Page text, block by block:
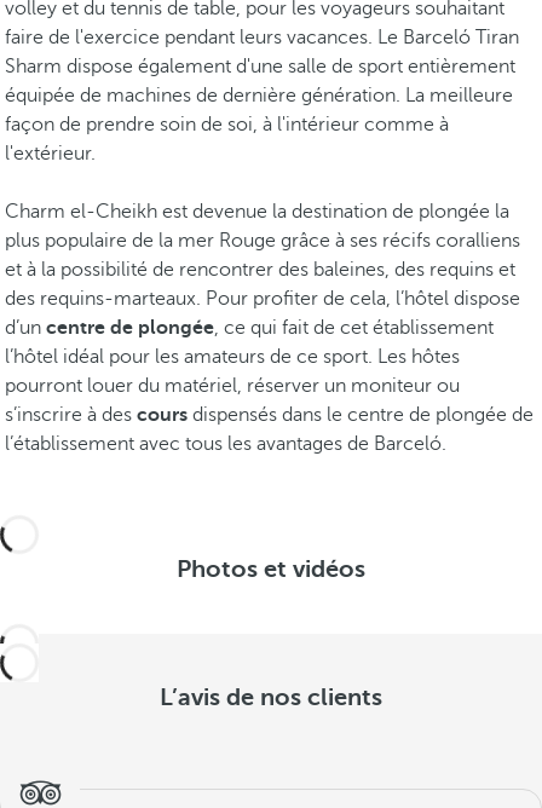
volley et du tennis de table, pour les voyageurs souhaitant
faire de l'exercice pendant leurs vacances. Le Barceló Tiran
Sharm dispose également d'une salle de sport entièrement
équipée de machines de dernière génération. La meilleure
façon de prendre soin de soi, à l'intérieur comme à
l'extérieur.
Charm el-Cheikh est devenue la destination de plongée la
plus populaire de la mer Rouge grâce à ses récifs coralliens
et à la possibilité de rencontrer des baleines, des requins et
des requins-marteaux. Pour profiter de cela, l’hôtel dispose
d’un centre de plongée, ce qui fait de cet établissement
l’hôtel idéal pour les amateurs de ce sport. Les hôtes
pourront louer du matériel, réserver un moniteur ou
s’inscrire à des cours dispensés dans le centre de plongée de
l’établissement avec tous les avantages de Barceló.
Photos et vidéos
L’avis de nos clients